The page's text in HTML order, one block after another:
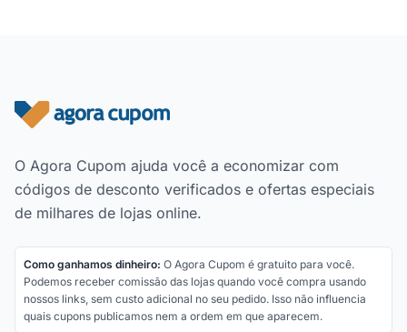
Rodapé do site
O Agora Cupom ajuda você a economizar com
códigos de desconto verificados e ofertas especiais
de milhares de lojas online.
Como ganhamos dinheiro: O Agora Cupom é gratuito para você.
Podemos receber comissão das lojas quando você compra usando
nossos links, sem custo adicional no seu pedido. Isso não influencia
quais cupons publicamos nem a ordem em que aparecem.